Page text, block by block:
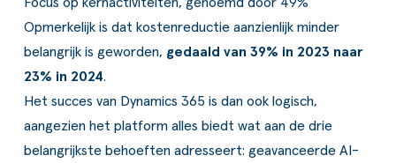
Opmerkelijk is dat kostenreductie aanzienlijk minder
belangrijk is geworden, gedaald van 39% in 2023 naar
23% in 2024.
Het succes van Dynamics 365 is dan ook logisch,
aangezien het platform alles biedt wat aan de drie
belangrijkste behoeften adresseert: geavanceerde AI-